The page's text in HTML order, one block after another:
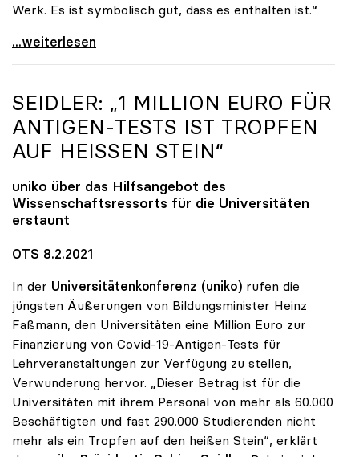
Werk. Es ist symbolisch gut, dass es enthalten ist.“
uniko-Vize Vitouch zu 16 ECTS-Punkten: „Kleinste
...weiterlesen
SEIDLER: „1 MILLION EURO FÜR
ANTIGEN-TESTS IST TROPFEN
AUF HEISSEN STEIN“
uniko über das Hilfsangebot des
Wissenschaftsressorts für die Universitäten
erstaunt
OTS 8.2.2021
In der Universitätenkonferenz (uniko) rufen die
jüngsten Äußerungen von Bildungsminister Heinz
Faßmann, den Universitäten eine Million Euro zur
Finanzierung von Covid-19-Antigen-Tests für
Lehrveranstaltungen zur Verfügung zu stellen,
Verwunderung hervor. „Dieser Betrag ist für die
Universitäten mit ihrem Personal von mehr als 60.000
Beschäftigten und fast 290.000 Studierenden nicht
mehr als ein Tropfen auf den heißen Stein“, erklärt